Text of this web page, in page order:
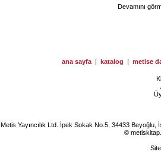
Devamını
ana sayfa | katalog | metise
Metis Yayıncılık Ltd. İpek Sokak No.5, 34433
©